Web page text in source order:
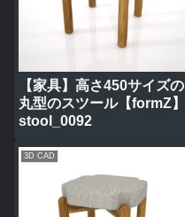
【家具】高さ450サイズの
丸型のスツール【formZ】
stool_0092
3D CAD